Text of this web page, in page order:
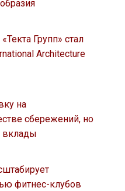
Групп» стал
Architecture
на
сбережений, но
вклады
фитнес-клубов